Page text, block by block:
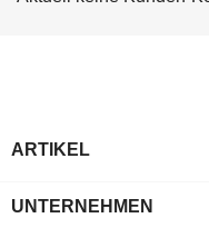
ARTIKEL
UNTERNEHMEN